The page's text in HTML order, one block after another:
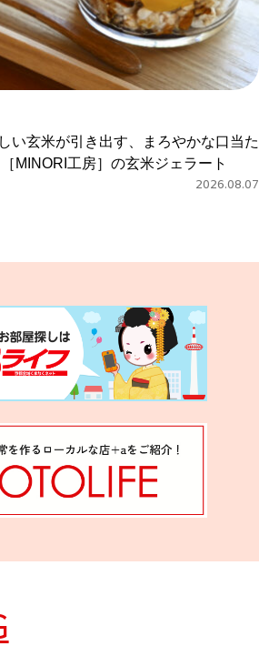
い玄米が引き出す、まろやかな口当た
MINORI工房］の玄米ジェラート
2026.08.07